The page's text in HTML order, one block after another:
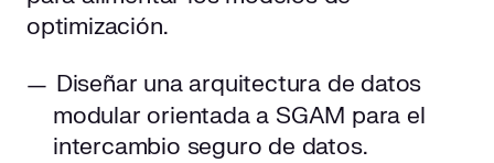
optimización.
Diseñar una arquitectura de datos
modular orientada a SGAM para el
intercambio seguro de datos.